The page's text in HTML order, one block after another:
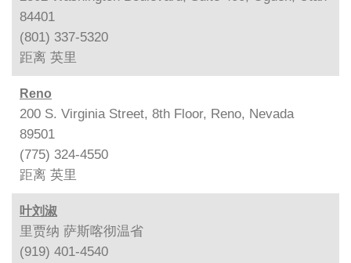
84401
(801) 337-5320
距离 英里
Reno
200 S. Virginia Street, 8th Floor, Reno, Nevada
89501
(775) 324-4550
距离 英里
叶刘淑
里贾纳 萨斯喀彻温省
(919) 401-4540